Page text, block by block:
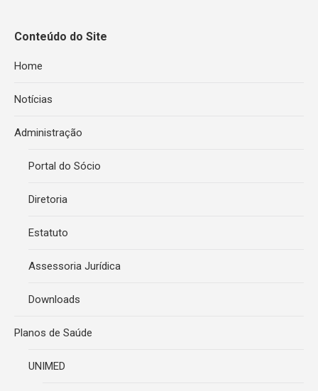
Conteúdo do Site
Home
Notícias
Administração
Portal do Sócio
Diretoria
Estatuto
Assessoria Jurídica
Downloads
Planos de Saúde
UNIMED